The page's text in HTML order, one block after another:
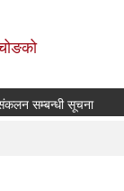
सम्बन्धी सूचना